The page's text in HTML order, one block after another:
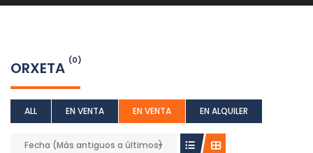
ORXETA (0)
ALL EN VENTA EN VENTA EN ALQUILER
Fecha (Más antiguos a últimos)